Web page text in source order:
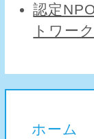
認定
トワーク
ホーム